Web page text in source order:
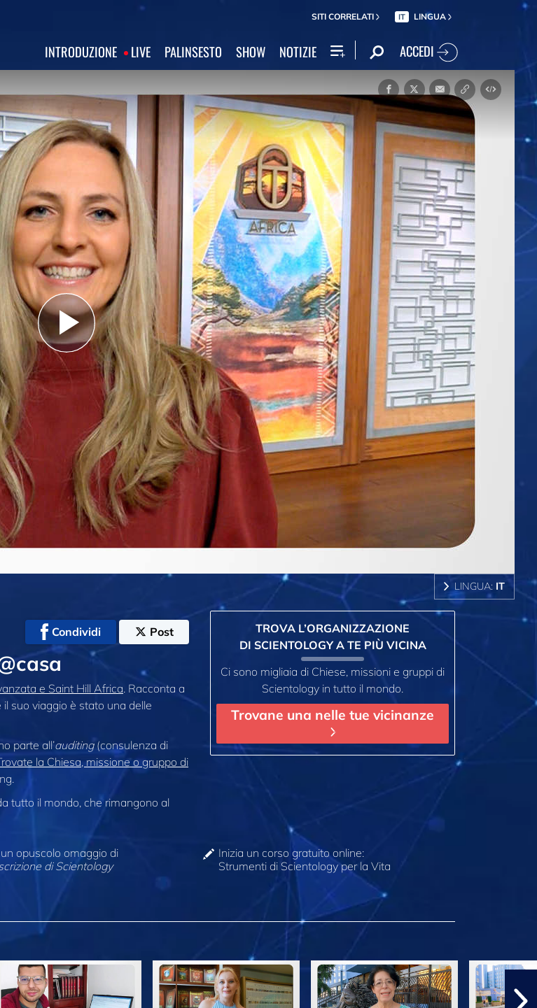
SITI CORRELATI IT LINGUA
INTRODUZIONE LIVE PALINSESTO SHOW NOTIZIE ACCEDI
Play
Video
LINGUA: IT
Condividi Post
e Saint Hill Africa. Racconta a
suo viaggio è stato una delle
parte all’auditing(consulenza di
la Chiesa, missione o gruppo di
tutto il mondo, che rimangono al
TROVA L’ORGANIZZAZIONE
DI SCIENTOLOGY A TE PIÙ VICINA
Ci sono migliaia di Chiese, missioni e gruppi di
Scientology in tutto il mondo.
Trovane una nelle tue vicinanze
opuscolo omaggio di
di Scientology
Inizia un corso gratuito online:
Strumenti di Scientology per la Vita